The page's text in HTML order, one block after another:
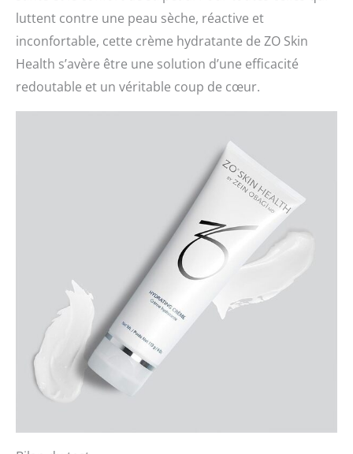
luttent contre une peau sèche, réactive et
inconfortable, cette crème hydratante de ZO Skin
Health s’avère être une solution d’une efficacité
redoutable et un véritable coup de cœur.